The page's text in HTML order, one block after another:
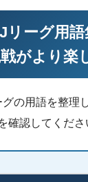
リーグ用
がより楽
グの用語を整理
確認してくださ